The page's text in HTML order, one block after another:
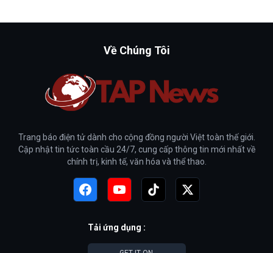
Về Chúng Tôi
Trang báo điện tử dành cho cộng đồng người Việt toàn thế giới.
Cập nhật tin tức toàn cầu 24/7, cung cấp thông tin mới nhất về
chính trị, kinh tế, văn hóa và thể thao.
Tải ứng dụng :